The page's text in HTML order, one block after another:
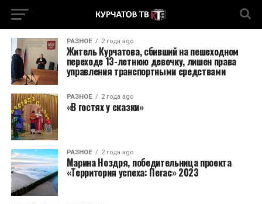
РАЗНОЕ 2 года ago
Житель Курчатова, сбивший на пешеходном
переходе 13-летнюю девочку, лишен права
управления транспортными средствами
РАЗНОЕ 2 года ago
«В гостях у сказки»
РАЗНОЕ 2 года ago
Марина Ноздря, победительница проекта
«Территория успеха: Пегас» 2023